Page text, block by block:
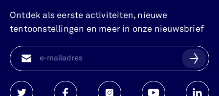
Ontdek als eerste activiteiten, nieuwe
tentoonstellingen en meer in onze nieuwsbrief